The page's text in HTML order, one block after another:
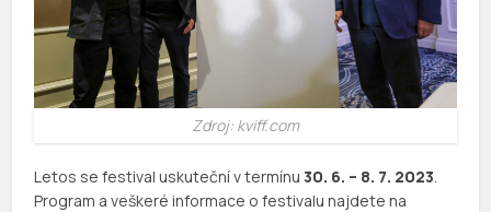
Zdroj: kviff.com
Letos se festival uskuteční v termínu30. 6. – 8. 7. 2023
Program a veškeré informace o festivalu najdete na